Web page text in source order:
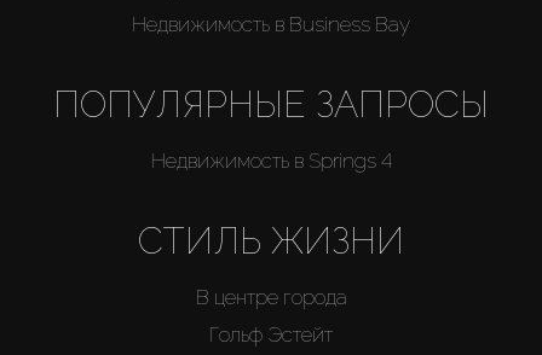
Недвижимость в Business Bay
ПОПУЛЯРНЫЕ ЗАПРОСЫ
Недвижимость в Springs 4
СТИЛЬ ЖИЗНИ
В центре города
Гольф Эстейт